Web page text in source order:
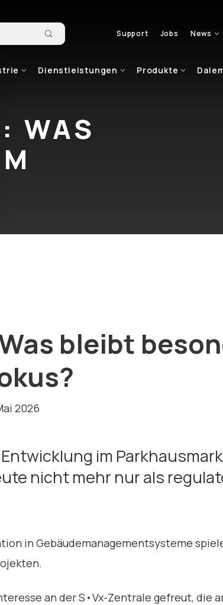
Support Jobs News
Dienstleistungen Produkte
WAS
bleibt
2026
im
nicht mehr nur als
in Gebäudemanagementsysteme
an der S•Vx-Zentrale gefreut, die